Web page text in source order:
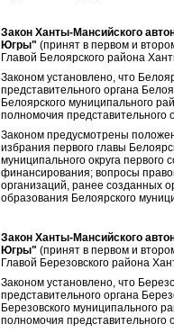
Закон Ханты-Мансийского
Югры" (принят в первом и
Главой Белоярского района
Законом установлено, что
представительного органа
Белоярского муниципального
полномочия
Законом предусмотрены
избрания первого главы
муниципального округа первого
финансирования; вопросы
организаций, ранее созданных
образования Белоярского
Закон Ханты-Мансийского
Югры" (принят в первом и
Главой Березовского района
Законом установлено, что
представительного органа
Березовского муниципального
полномочия представительного